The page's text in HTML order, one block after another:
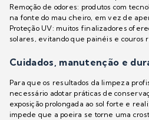
Remoção de odores: produtos com
na fonte do mau cheiro, em vez de
Proteção UV: muitos finalizadores
solares, evitando que painéis e couros
Cuidados, manutenção e
Para que os resultados da limpeza
necessário adotar práticas de
exposição prolongada ao sol forte e
impede que a poeira se torne uma